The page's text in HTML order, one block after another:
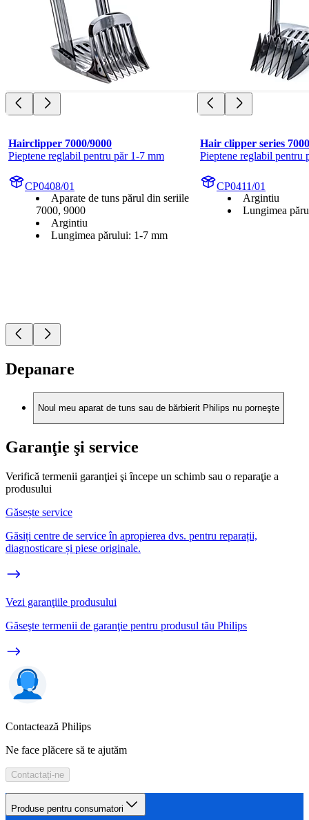
Hairclipper 7000/9000
Pieptene reglabil pentru păr 1-7 mm
CP0408/01
Aparate de tuns părul din seriile
7000, 9000
Argintiu
Lungimea părului: 1-7 mm
Hair clipper series
Pieptene reglabil pentru
CP0411/01
Argintiu
Lungimea
Depanare
Noul meu aparat de tuns sau de bărbierit Philips nu porneşte
Garanţie şi service
Verifică termenii garanţiei şi începe un schimb sau o reparaţie a
produsului
Găsește service
Găsiți centre de service în apropierea dvs. pentru reparații,
diagnosticare și piese originale.
Vezi garanţiile produsului
Găseşte termenii de garanţie pentru produsul tău Philips
Contactează Philips
Ne face plăcere să te ajutăm
Contactați-ne
Produse pentru consumatori